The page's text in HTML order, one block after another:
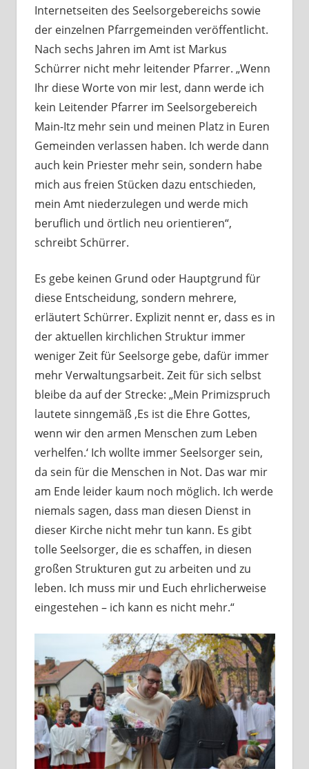
Internetseiten des Seelsorgebereichs sowie
der einzelnen Pfarrgemeinden veröffentlicht.
Nach sechs Jahren im Amt ist Markus
Schürrer nicht mehr leitender Pfarrer. „Wenn
Ihr diese Worte von mir lest, dann werde ich
kein Leitender Pfarrer im Seelsorgebereich
Main-Itz mehr sein und meinen Platz in Euren
Gemeinden verlassen haben. Ich werde dann
auch kein Priester mehr sein, sondern habe
mich aus freien Stücken dazu entschieden,
mein Amt niederzulegen und werde mich
beruflich und örtlich neu orientieren“,
schreibt Schürrer.
Es gebe keinen Grund oder Hauptgrund für
diese Entscheidung, sondern mehrere,
erläutert Schürrer. Explizit nennt er, dass es in
der aktuellen kirchlichen Struktur immer
weniger Zeit für Seelsorge gebe, dafür immer
mehr Verwaltungsarbeit. Zeit für sich selbst
bleibe da auf der Strecke: „Mein Primizspruch
lautete sinngemäß ‚Es ist die Ehre Gottes,
wenn wir den armen Menschen zum Leben
verhelfen.‘ Ich wollte immer Seelsorger sein,
da sein für die Menschen in Not. Das war mir
am Ende leider kaum noch möglich. Ich werde
niemals sagen, dass man diesen Dienst in
dieser Kirche nicht mehr tun kann. Es gibt
tolle Seelsorger, die es schaffen, in diesen
großen Strukturen gut zu arbeiten und zu
leben. Ich muss mir und Euch ehrlicherweise
eingestehen – ich kann es nicht mehr.“